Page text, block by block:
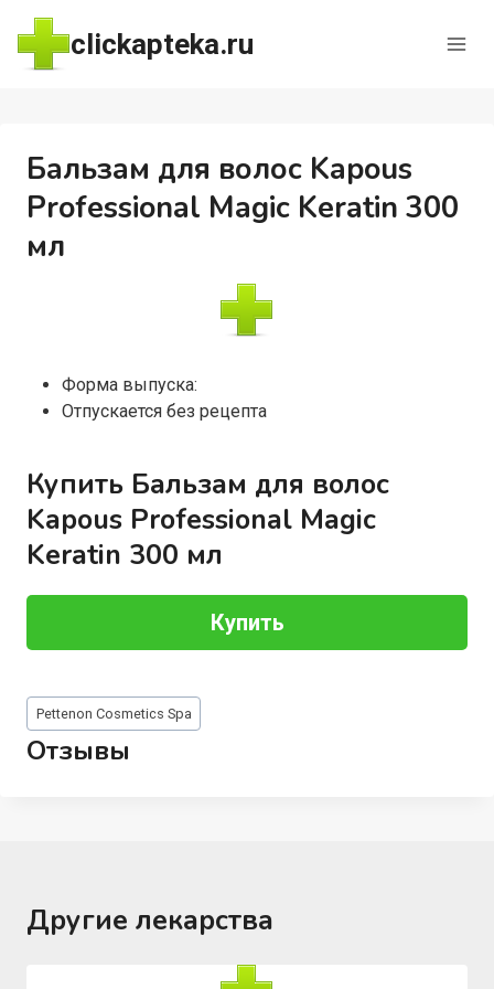
Перейти
содержимому
clickapteka.ru
Бальзам для волос Kapous
Professional Magic Keratin 300
мл
Форма выпуска:
Отпускается без рецепта
Купить Бальзам для волос
Kapous Professional Magic
Keratin 300 мл
Купить
Метки
записи:
Pettenon Cosmetics Spa
Отзывы
Другие лекарства